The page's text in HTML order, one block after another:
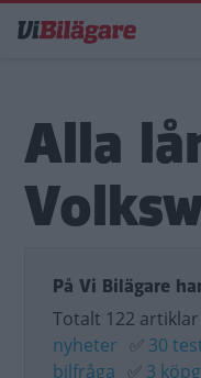
till
Alla
På Vi Bilägare
Totalt 122
nyheter ✅ 30
bilfråga ✅ 3